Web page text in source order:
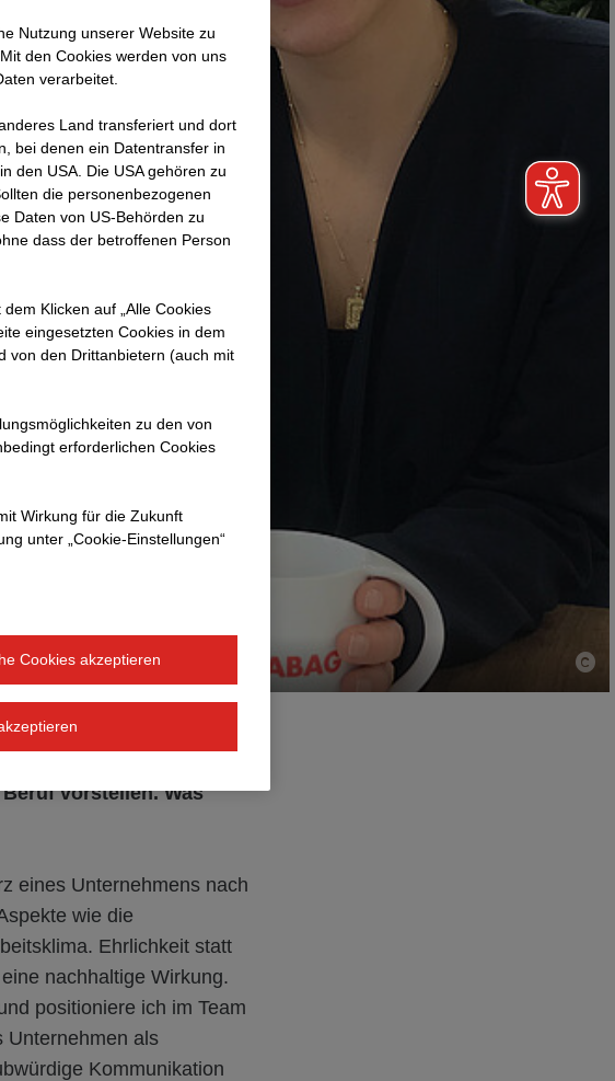
vorstellen. Was
eines Unternehmens nach
wie die
Ehrlichkeit statt
nachhaltige Wirkung.
positioniere ich im Team
Unternehmen als
Kommunikation
Nutzung unserer Website zu
den Cookies werden von uns
verarbeitet.
Land transferiert und dort
bei denen ein Datentransfer in
den USA. Die USA gehören zu
die personenbezogenen
Daten von US-Behörden zu
dass der betroffenen Person
Klicken auf „Alle Cookies
eingesetzten Cookies in dem
von den Drittanbietern (auch mit
zu den von
erforderlichen Cookies
Wirkung für die Zukunft
unter „Cookie-Einstellungen“
Cookies akzeptieren